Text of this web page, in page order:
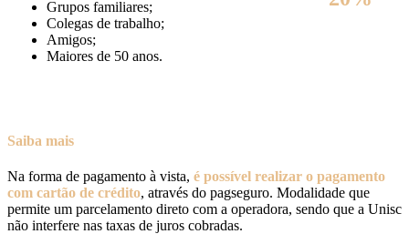
Grupos familiares;
Colegas de trabalho;
Amigos;
Maiores de 50 anos.
Saiba mais
Na forma de pagamento à vista, é possível realizar o pagamento
com cartão de crédito, através do pagseguro. Modalidade que
permite um parcelamento direto com a operadora, sendo que a Unisc
não interfere nas taxas de juros cobradas.